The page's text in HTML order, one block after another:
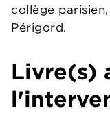
collège
Périgord.
Livre(s)